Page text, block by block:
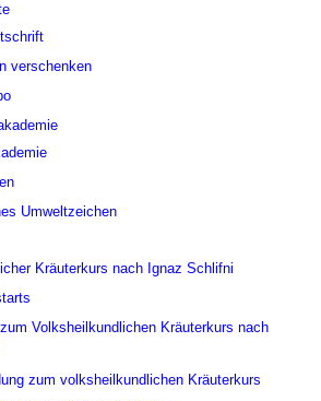
verschenken
Umweltzeichen
Kräuterkurs nach Ignaz Schlifni
Volksheilkundlichen Kräuterkurs nach
zum volksheilkundlichen Kräuterkurs